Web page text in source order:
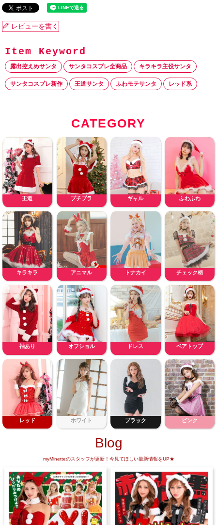
レビューを書く
露出控えめサンタ サンタコスプレ全商品 キラキラ主役サンタ
サンタコスプレ新作 王道サンタ ふわモテサンタ レッド系
CATEGORY
王道 プチプラ ギャル ふわふわ
キラキラ アニマル トナカイ チェック柄
袖あり オフショル ドレス ベアトップ
レッド ホワイト ブラック ピンク
Blog
myMinetteのスタッフが更新！今見てほしい最新情報をUP★